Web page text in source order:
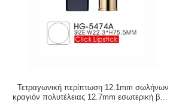
Τετραγωνική περίπτωση 12.1mm σωλήνων
κραγιόν πολυτέλειας 12.7mm εσωτερική βάση